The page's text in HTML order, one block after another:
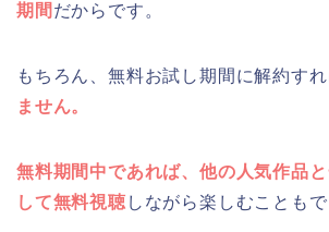
期間 だからです。
もちろん、無料お試し期間に解約す
ません。
無料期間中であれば、他の人気作品
して無料視聴 しながら楽しむこともで